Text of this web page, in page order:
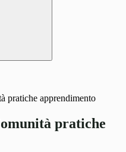
pratiche apprendimento
pratiche